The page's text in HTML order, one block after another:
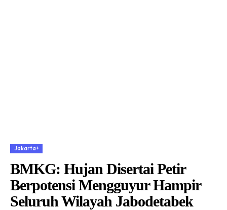
Jakarta+
BMKG: Hujan Disertai Petir
Berpotensi Mengguyur Hampir
Seluruh Wilayah Jabodetabek